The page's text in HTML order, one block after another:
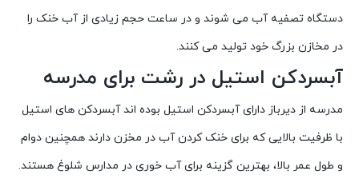
دستگاه تصفیه آب می شوند و در ساعت حجم زیادی از آب خنک را
در مخازن بزرگ خود تولید می کنند.
آبسردکن استیل در رشت برای مدرسه
مدرسه از دیرباز دارای آبسردکن استیل بوده اند آبسردکن های استیل
با ظرفیت بالایی که برای خنک کردن آب در مخزن دارند همچنین دوام
و طول عمر بالا، بهترین گزینه برای آب خوری در مدارس شلوغ هستند.